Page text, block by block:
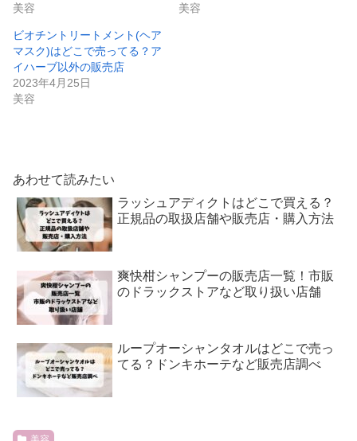
美容
美容
ビオチントリートメント(ヘア
マスク)はどこで売ってる？ア
イハーブ以外の販売店
2023年4月25日
美容
あわせて読みたい
ラッシュアディクトはどこで買える？
正規品の取扱店舗や販売店・購入方法
爽快柑シャンプーの販売店一覧！市販
のドラックストアなど取り扱い店舗
ループオーシャンタオルはどこで売っ
てる？ドンキホーテなど販売店調べ